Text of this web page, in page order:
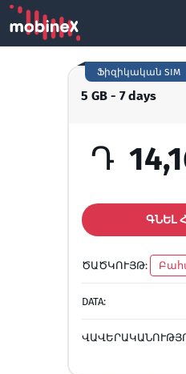
5 GB - 7 days
Ֆիզիկական SIM
Դ
ԳՆԵԼ
ԾԱԾԿՈՒՅԹ:
DATA: